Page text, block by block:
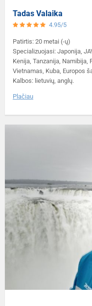
Tadas Valaika
4.95/5
Patirtis: 20 metai (-ų)
Specializuojasi: Japonija,
Kenija, Tanzanija, Namibija,
Vietnamas, Kuba, Europos
Kalbos: lietuvių, anglų.
Plačiau